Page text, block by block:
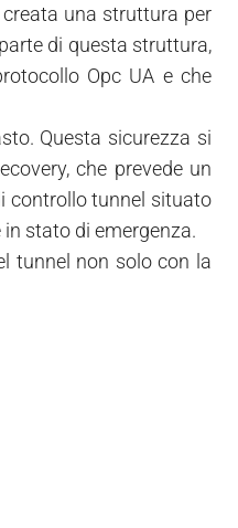
una struttura per
di questa struttura,
Opc UA e che
Questa sicurezza si
che prevede un
controllo tunnel situato
stato di emergenza.
tunnel non solo con la